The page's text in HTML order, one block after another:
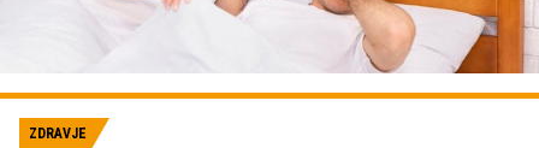
ZDRAVJE